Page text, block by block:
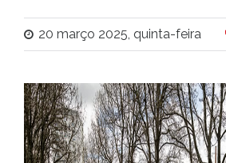
20 março 2025, quinta-feira